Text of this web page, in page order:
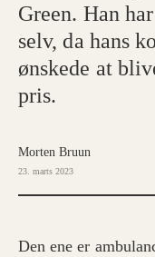
Green. Han
selv, da hans
ønskede at
pris.
Morten Bruun
23. marts 2023
Den ene er